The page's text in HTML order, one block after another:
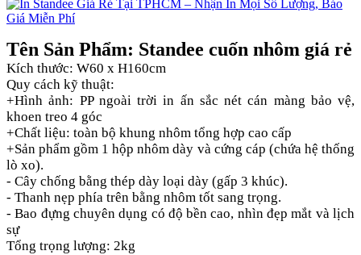
Tên Sản Phẩm: Standee cuốn nhôm giá rẻ
Kích thước: W60 x H160cm
Quy cách kỹ thuật:
+Hình ảnh: PP ngoài trời in ấn sắc nét cán màng bảo vệ,
khoen treo 4 góc
+Chất liệu: toàn bộ khung nhôm tổng hợp cao cấp
+Sản phẩm gồm 1 hộp nhôm dày và cứng cáp (chứa hệ thống
lò xo).
- Cây chống bằng thép dày loại dày (gấp 3 khúc).
- Thanh nẹp phía trên bằng nhôm tốt sang trọng.
- Bao đựng chuyên dụng có độ bền cao, nhìn đẹp mắt và lịch
sự
Tổng trọng lượng: 2kg